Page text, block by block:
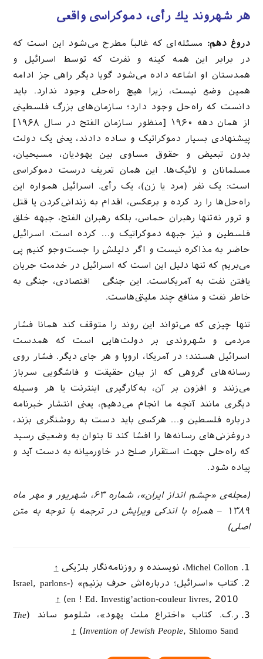
هر شهروند یك رأی، دموكراسی واقعی
دروغ دهم: مسئله‌ای که غالباً مطرح می‌شود این است که
در برابر این همه کینه و نفرت که توسط اسرائیل و
همدستان او اشاعه داده می‌شود گویا دیگر راهی جز ادامه
همین وضع نیست، زیرا هیچ راه‌حلی وجود ندارد. باید
دانست که راه‌حل وجود دارد؛ سازمان‌های بزرگ فلسطینی
از همان دهه ۱۹۶۰ [منظور سازمان الفتح در سال ۱۹۶۸]
پیشنهادی بسیار دموکراتیک و ساده دادند، یعنی یک دولت
بدون تبعیض و حقوق مساوی بین یهودیان، مسیحیان،
مسلمانان و لائیک‌ها. این همان تعریف درست دموکراسی
است: یک نفر (مرد یا زن)، یک رأی. اسرائیل همواره این
راه‌حل‌ها را رد کرده و برعکس، اقدام به زندانی‌کردن یا قتل
و ترور نه‌تنها رهبران حماس، بلکه رهبران الفتح، جبهه خلق
فلسطین و نیز جبهه دموکراتیک و… کرده است. اسرائیل
حاضر به مذاکره نیست و اگر دلیلش را جست‌وجو کنیم پی
می‌بریم که تنها دلیل این است که اسرائیل در خدمت جریان
یافتن نفت به آمریکاست. این جنگی اقتصادی، جنگی به
خاطر نفت و منافع چند ملیتی‌هاست.
تنها چیزی که می‌تواند این روند را متوقف کند همانا فشار
مردمی و شهروندی بر دولت‌هایی است که همدست
اسرائیل هستند؛ در آمریکا، اروپا و هر جای دیگر. فشار روی
رسانه‌های گروهی که از بیان حقیقت و فاشگویی سرباز
می‌زنند و افزون بر آن، به‌کارگیری اینترنت یا هر وسیله
دیگری مانند آنچه ما انجام می‌دهیم، یعنی انتشار خبرنامه
درباره فلسطین و… هرکسی باید دست به روشنگری بزند،
دروغزنی‌های رسانه‌ها را افشا کند تا بتوان به وضعیتی رسید
که راه‌حلی جهت استقرار صلح در خاورمیانه به دست آید و
پیاده شود.
(مجله‌ی «چشم انداز ایران»، شماره ۶۳ ، شهریور و مهر
ماه
۱۳۸۹
– همراه با اندکی ویرایش در ترجمه با توجه به متن
اصلی)
Michel Collon، نویسنده و روزنامه‌نگار بلژیكی
↑
كتاب «اسرائیل؛ درباره‌اش حرف بزنیم» (Israel, parlons-
en ! Ed. Investig’action-couleur livres, 2010)
↑
ر.ک. کتاب «اختراع ملت یهود»، شلومو ساند (The
Invention of Jewish People, Shlomo Sand)
↑